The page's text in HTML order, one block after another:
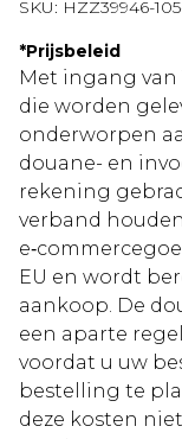
SKU: HZZ39946-
*Prijsbeleid
Met ingang van
die worden
onderworpen
douane- en
rekening
verband
EU en wordt
aankoop. De
een aparte
voordat u uw
bestelling te
deze kosten